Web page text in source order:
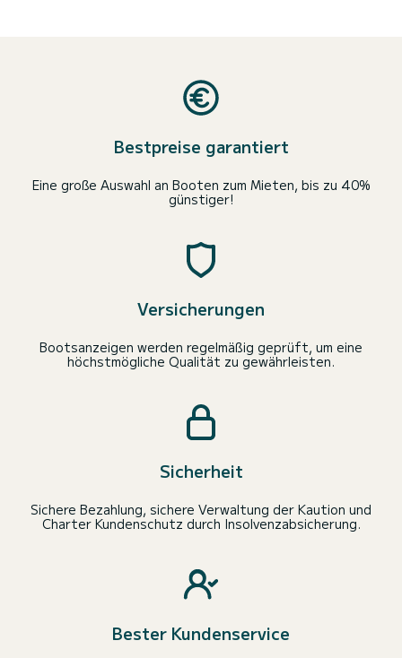
Bestpreise garantiert
Eine große Auswahl an Booten zum Mieten, bis zu 40%
günstiger!
Versicherungen
Bootsanzeigen werden regelmäßig geprüft, um eine
höchstmögliche Qualität zu gewährleisten.
Sicherheit
Sichere Bezahlung, sichere Verwaltung der Kaution und
Charter Kundenschutz durch Insolvenzabsicherung.
Bester Kundenservice